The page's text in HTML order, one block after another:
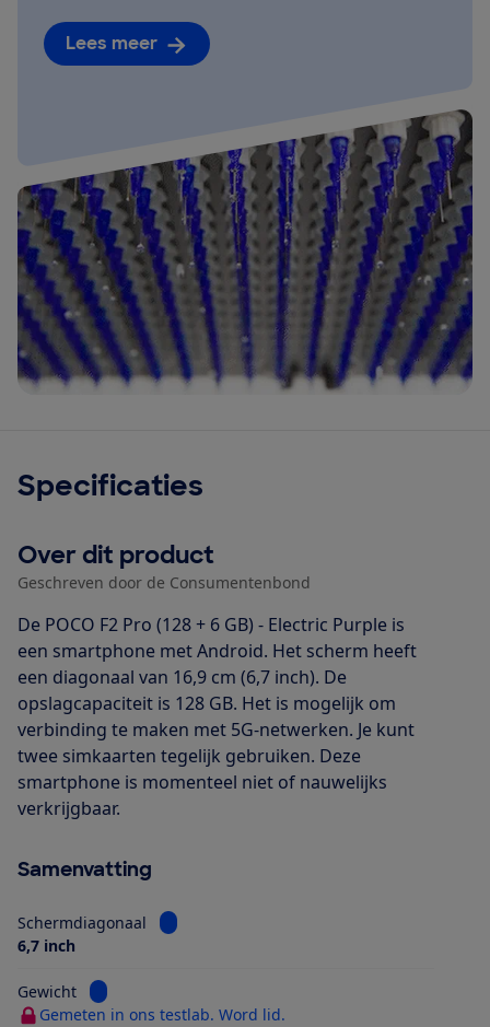
Lees meer
Specificaties
Over dit product
Geschreven door de Consumentenbond
De POCO F2 Pro (128 + 6 GB) - Electric Purple is
een smartphone met Android. Het scherm heeft
een diagonaal van 16,9 cm (6,7 inch). De
opslagcapaciteit is 128 GB. Het is mogelijk om
verbinding te maken met 5G-netwerken. Je kunt
twee simkaarten tegelijk gebruiken. Deze
smartphone is momenteel niet of nauwelijks
verkrijgbaar.
Samenvatting
Schermdiagonaal
Bekijk informatie voor Schermdiagonaal
6,7 inch
Gewicht
Bekijk informatie voor Gewicht
Gemeten in ons testlab. Word lid.